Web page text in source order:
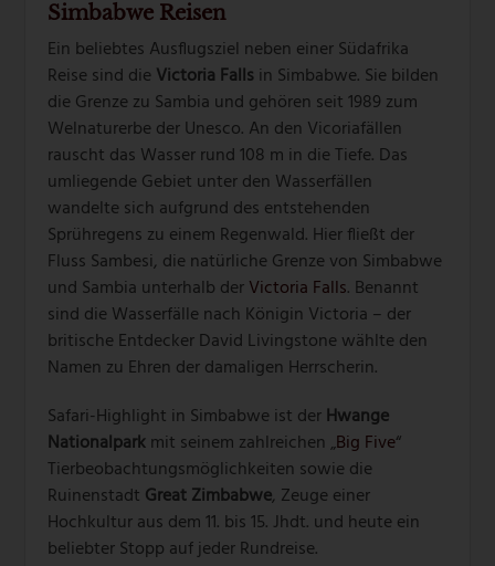
Simbabwe Reisen
Ein beliebtes Ausflugsziel neben einer Südafrika
Reise sind die Victoria Fallsin Simbabwe. Sie bilden
die Grenze zu Sambia und gehören seit 1989 zum
Welnaturerbe der Unesco. An den Vicoriafällen
rauscht das Wasser rund 108 m in die Tiefe. Das
umliegende Gebiet unter den Wasserfällen
wandelte sich aufgrund des entstehenden
Sprühregens zu einem Regenwald. Hier fließt der
Fluss Sambesi, die natürliche Grenze von Simbabwe
und Sambia unterhalb derVictoria Falls. Benannt
sind die Wasserfälle nach Königin Victoria – der
britische Entdecker David Livingstone wählte den
Namen zu Ehren der damaligen Herrscherin.
Safari-Highlight in Simbabwe ist derHwange
Nationalparkmit seinem zahlreichen „Big Five“
Tierbeobachtungsmöglichkeiten sowie die
Ruinenstadt Great Zimbabwe, Zeuge einer
Hochkultur aus dem 11. bis 15. Jhdt. und heute ein
beliebter Stopp auf jeder Rundreise.